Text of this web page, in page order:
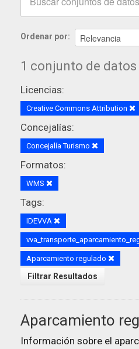
Ordenar por
1 conjunto de
Licencias:
Creative Commons Attribution
Concejalías:
Concejalía Turismo
Formatos:
WMS
Tags:
IDEVVA
Aparcamiento regulado
Filtrar Resultados
Aparcamiento
Información sobre el